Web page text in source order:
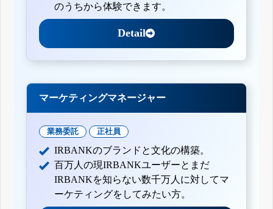
のうちから体験できます。
Detail
マーケティングマネージャー
業務委託 正社員
IRBANKのブランドと文化の構築。
百万人の現IRBANKユーザーとまだ
IRBANKを知らない数千万人に対してマ
ーケティングをしてみたい方。